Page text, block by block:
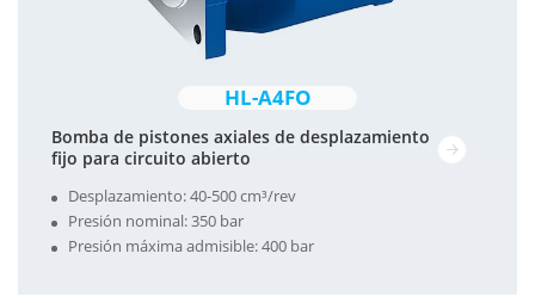
HL-A4FO
Bomba de pistones axiales de desplazamiento
fijo para circuito abierto
Desplazamiento: 40-500 cm³/rev
Presión nominal: 350 bar
Presión máxima admisible: 400 bar